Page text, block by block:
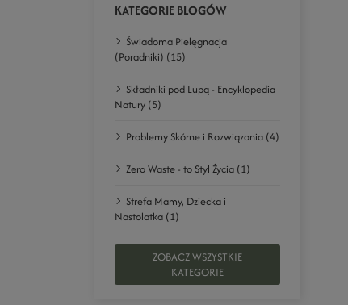
KATEGORIE BLOGÓW
Świadoma Pielęgnacja
(Poradniki) (15)
Składniki pod Lupą - Encyklopedia
Natury (5)
Problemy Skórne i Rozwiązania (4)
Zero Waste - to Styl Życia (1)
Strefa Mamy, Dziecka i
Nastolatka (1)
ZOBACZ WSZYSTKIE
KATEGORIE